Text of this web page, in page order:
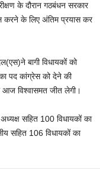
के दौरान गठबंधन सरकार
करने के लिए अंतिम प्रयास कर
बागी विधायकों को
पद कांग्रेस को देने की
विश्वासमत जीत लेगी।
सहित 100 विधायकों का
सहित 106 विधायकों का